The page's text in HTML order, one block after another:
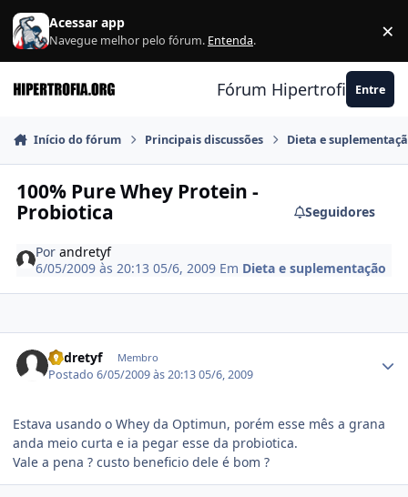
Ir para conteúdo
Acessar app
Navegue melhor pelo fórum. Entenda. ×
Fórum Hipertrofia.org
Entre
Início do fórum Principais discussões Dieta e
100% Pure Whey Protein -
Probiotica
Seguidores
Porandretyf
6/05/2009 às 20:1305/6, 2009 Em Dieta e suplementação
andretyf Membro
Postado6/05/2009 às 20:1305/6, 2009
Estava usando o Whey da Optimun, porém esse mês a grana
anda meio curta e ia pegar esse da probiotica.
Vale a pena ? custo beneficio dele é bom ?